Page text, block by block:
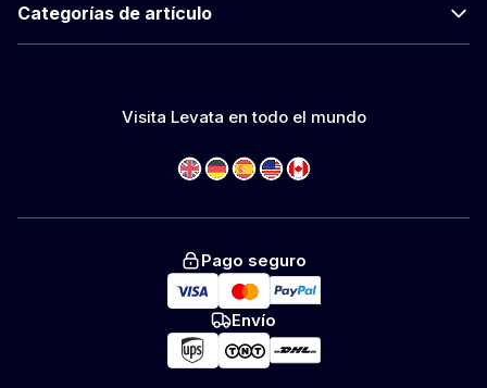
Categorías de artículo
Visita Levata en todo el mundo
Pago seguro
Envío